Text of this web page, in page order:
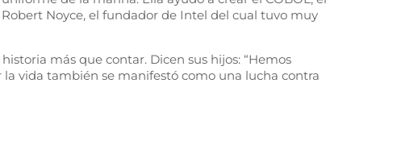
Noyce, el fundador de Intel del cual tuvo muy
más que contar. Dicen sus hijos: “Hemos
vida también se manifestó como una lucha contra